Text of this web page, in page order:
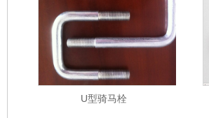
U型骑马栓